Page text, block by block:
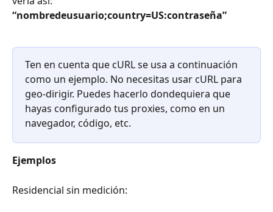
“nombredeusuario;country=US:contraseña”
Ten en cuenta que cURL se usa a continuación
como un ejemplo. No necesitas usar cURL para
geo-dirigir. Puedes hacerlo dondequiera que
hayas configurado tus proxies, como en un
navegador, código, etc.
Ejemplos
Residencial sin medición: